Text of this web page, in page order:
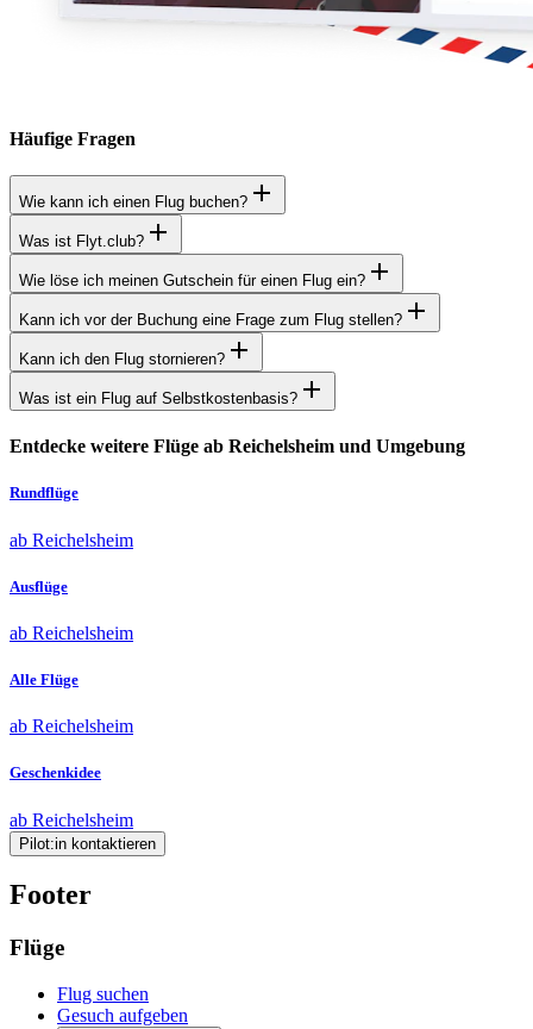
Häufige Fragen
Wie kann ich einen Flug buchen?
Was ist Flyt.club?
Wie löse ich meinen Gutschein für einen Flug ein?
Kann ich vor der Buchung eine Frage zum Flug stellen?
Kann ich den Flug stornieren?
Was ist ein Flug auf Selbstkostenbasis?
Entdecke weitere Flüge ab Reichelsheim und Umgebung
Rundflüge
ab Reichelsheim
Ausflüge
ab Reichelsheim
Alle Flüge
ab Reichelsheim
Geschenkidee
ab Reichelsheim
Pilot:in kontaktieren
Footer
Flüge
Flug suchen
Gesuch aufgeben